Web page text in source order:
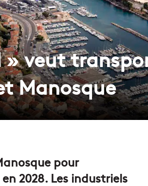
» veut
Manosque
pour
2028. Les industriels